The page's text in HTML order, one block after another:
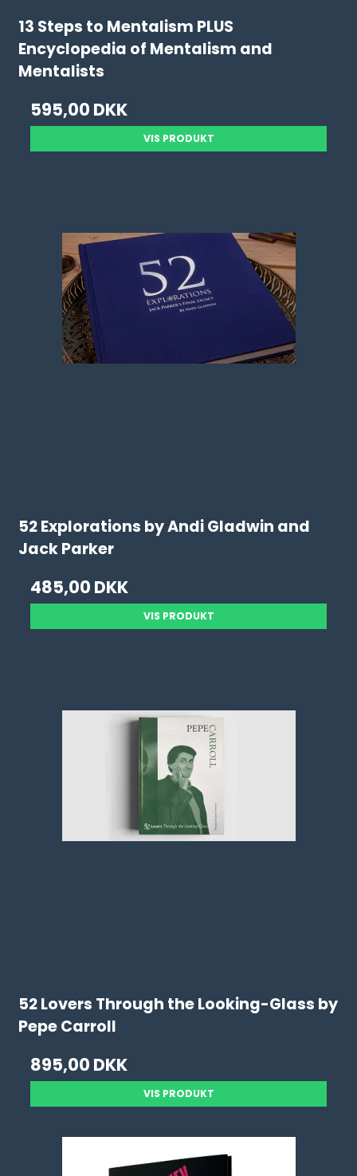
13 Steps to Mentalism PLUS
Encyclopedia of Mentalism and
Mentalists
595,00 DKK
VIS PRODUKT
52 Explorations by Andi Gladwin and
Jack Parker
485,00 DKK
VIS PRODUKT
52 Lovers Through the Looking-Glass by
Pepe Carroll
895,00 DKK
VIS PRODUKT